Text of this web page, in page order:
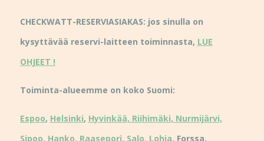
CHECKWATT-RESERVIASIAKAS: jos sinulla on
kysyttävää reservi-laitteen toiminnasta, LUE
OHJEET !
Toiminta-alueemme on koko Suomi:
Espoo, Helsinki, Hyvinkää, Riihimäki, Nurmijärvi,
Sipoo, Hanko, Raasepori, Salo, Lohja, Forssa,